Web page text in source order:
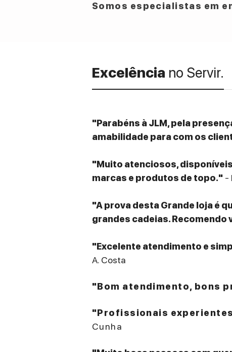
Somos especialistas em
Excelência no Servir.
"Parabéns à JLM, pela
amabilidade para com os
"Muito atenciosos,
marcas e produtos de topo." -
"A prova desta Grande loja é
grandes cadeias. Recomendo
"Excelente atendimento e
A. Costa
"Bom atendimento, bons
"Profissionais
Cunha